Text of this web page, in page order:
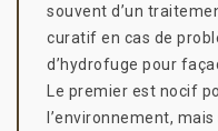
souvent d’un
curatif en cas de
d’hydrofuge pour
Le premier est nocif
l’environnement,